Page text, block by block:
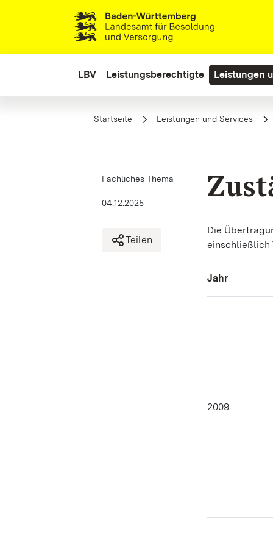
Zum Hauptinhalt springen
LBV Leistungsberechtigte Leistungen
Startseite Leistungen und Services
Fachliches Thema
04.12.2025
Teilen
Die
einschließlich
Jahr
2009